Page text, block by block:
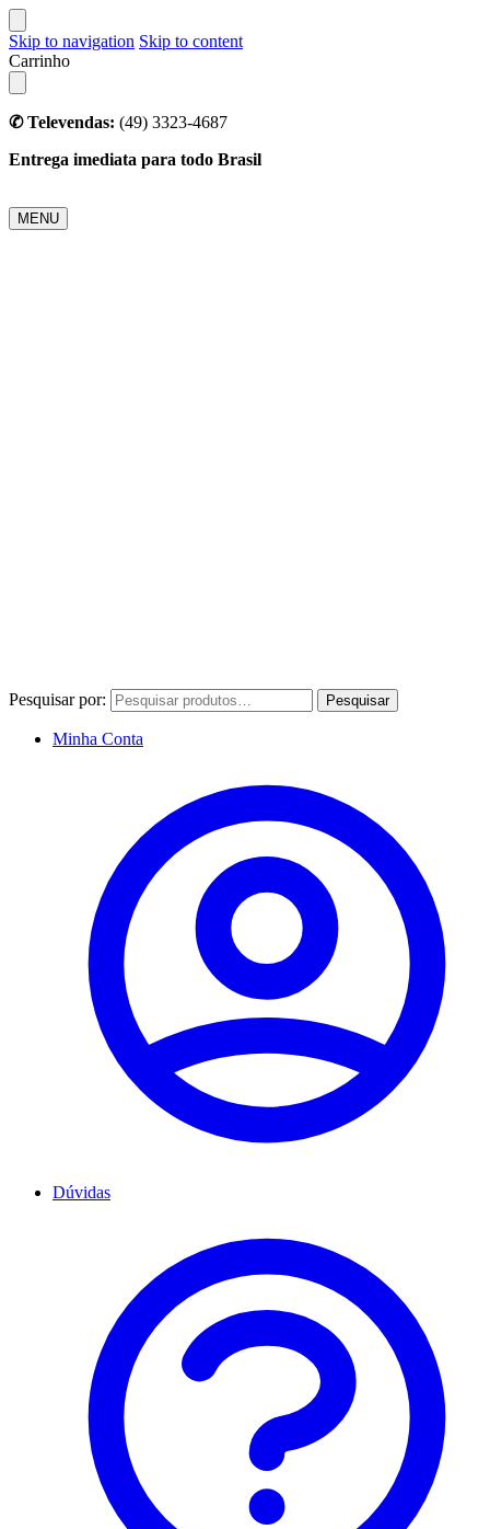
Skip to navigation Skip to content
Carrinho
✆ Televendas: (49) 3323-4687
Entrega imediata para todo Brasil
MENU
Pesquisar por: Pesquisar
Minha Conta
Dúvidas